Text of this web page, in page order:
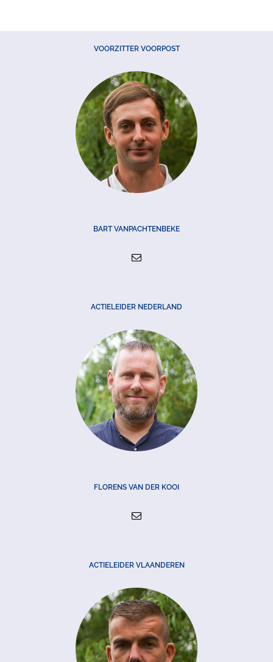
VOORZITTER VOORPOST
BART VANPACHTENBEKE
ACTIELEIDER NEDERLAND
FLORENS VAN DER KOOI
ACTIELEIDER VLAANDEREN